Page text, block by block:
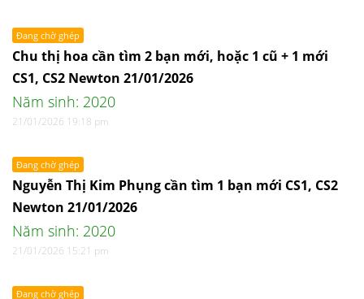
Đang chờ ghép
Chu thị hoa cần tìm 2 bạn mới, hoặc 1 cũ + 1 mới
CS1, CS2 Newton 21/01/2026
Năm sinh: 2020
21/01/2026 19:18 pm
Đang chờ ghép
Nguyễn Thị Kim Phụng cần tìm 1 bạn mới CS1, CS2
Newton 21/01/2026
Năm sinh: 2020
21/01/2026 15:21 pm
Đang chờ ghép